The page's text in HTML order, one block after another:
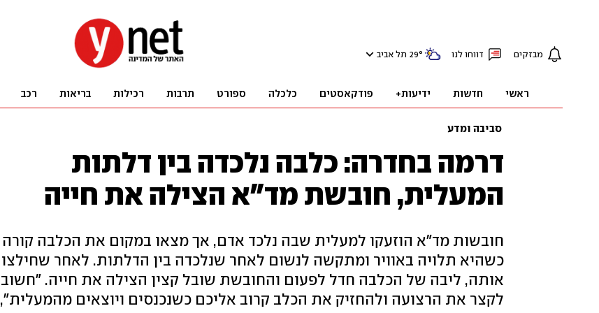
מבזקים דווחו לנו 29° תל אביב
ראשי חדשות ידיעות+ פודקאסטים כלכלה ספורט תרבות רכילות בריאות רכב
סביבה ומדע
דרמה בחדרה: כלבה נלכדה בין דלתות
המעלית, חובשת מד"א הצילה את חייה
חובשות מד"א הוזעקו למעלית שבה נלכד אדם, אך מצאו במקום את הכלבה קורה
כשהיא תלויה באוויר ומתקשה לנשום לאחר שנלכדה בין הדלתות. לאחר שחילצו
אותה, ליבה של הכלבה חדל לפעום והחובשת שובל קצין הצילה את חייה. "חשוב
לקצר את הרצועה ולהחזיק את הכלב קרוב אליכם כשנכנסים ויוצאים מהמעלית",